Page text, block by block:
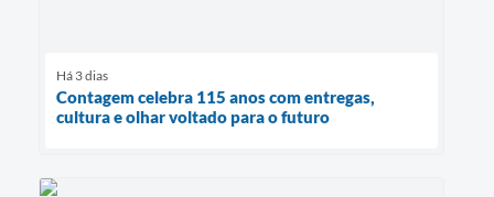
Há 3 dias
Contagem celebra 115 anos com entregas,
cultura e olhar voltado para o futuro